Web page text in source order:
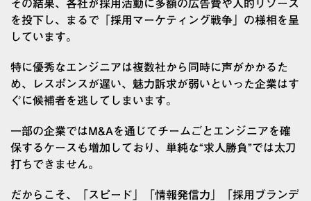
その結果、各社が採用活動に多額の広告費や人的リソース
を投下し、まるで「採用マーケティング戦争」の様相を呈
しています。
特に優秀なエンジニアは複数社から同時に声がかかるた
め、レスポンスが遅い、魅力訴求が弱いといった企業はす
ぐに候補者を逃してしまいます。
一部の企業ではM&Aを通じてチームごとエンジニアを確
保するケースも増加しており、単純な“求人勝負”では太刀
打ちできません。
だからこそ、「スピード」「情報発信力」「採用ブランデ